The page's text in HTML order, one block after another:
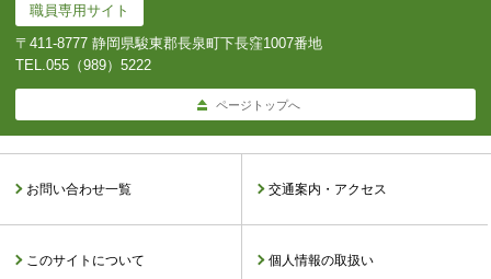
職員専用サイト
〒411-8777 静岡県駿東郡長泉町下長窪1007番地
TEL.055（989）5222
ページトップへ
お問い合わせ一覧 交通案内・アクセス
このサイトについて 個人情報の取扱い